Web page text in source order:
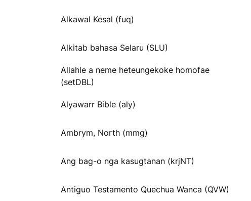
Alkawal Kesal (fuq)
Alkitab bahasa Selaru (SLU)
Allahle a neme heteungekoke homofae
(setDBL)
Alyawarr Bible (aly)
Ambrym, North (mmg)
Ang bag-o nga kasugtanan (krjNT)
Antiguo Testamento Quechua Wanca (QVW)